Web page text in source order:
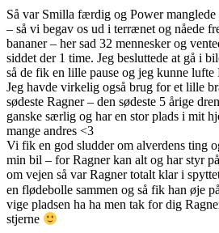
Så var Smilla færdig og Power
– så vi begav os ud i terrænet og nåede
bananer – her sad 32 mennesker og
siddet der 1 time. Jeg besluttede at gå i
så de fik en lille pause og jeg kunne
Jeg havde virkelig også brug for et lille
sødeste Ragner – den sødeste 5 årige
ganske særlig og har en stor plads i mit
mange andres <3
Vi fik en god sludder om alverdens ting
min bil – for Ragner kan alt og har styr
om vejen så var Ragner totalt klar i
en flødebolle sammen og så fik han øje
vige pladsen ha ha men tak for dig
stjerne